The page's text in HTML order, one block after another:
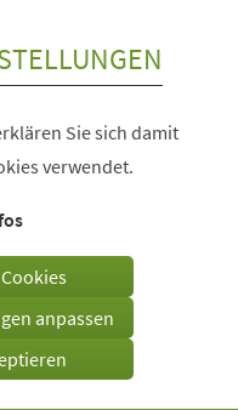
Sie sich damit
verwendet.
anpassen